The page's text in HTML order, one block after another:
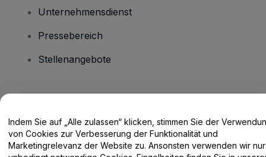
Unternehmensdienst
Pressebereich
Stellenangebote
Hilfe-Center / Kontakt
Indem Sie auf „Alle zulassen“ klicken, stimmen Sie der
von Cookies zur Verbesserung der Funktionalität und
Marketingrelevanz der Website zu. Ansonsten verwenden wir nur